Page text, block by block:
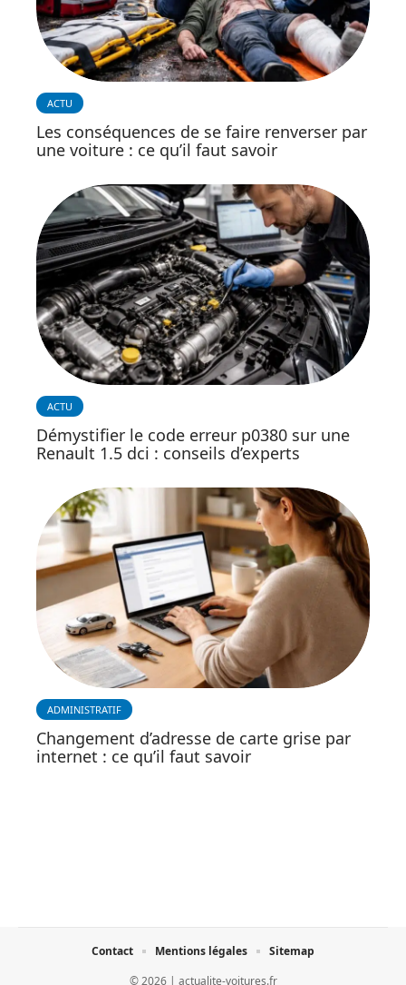
ACTU
Les conséquences de se faire renverser par
une voiture : ce qu’il faut savoir
ACTU
Démystifier le code erreur p0380 sur une
Renault 1.5 dci : conseils d’experts
ADMINISTRATIF
Changement d’adresse de carte grise par
internet : ce qu’il faut savoir
© 2026 | actualite-voitures.fr
Contact Mentions légales Sitemap